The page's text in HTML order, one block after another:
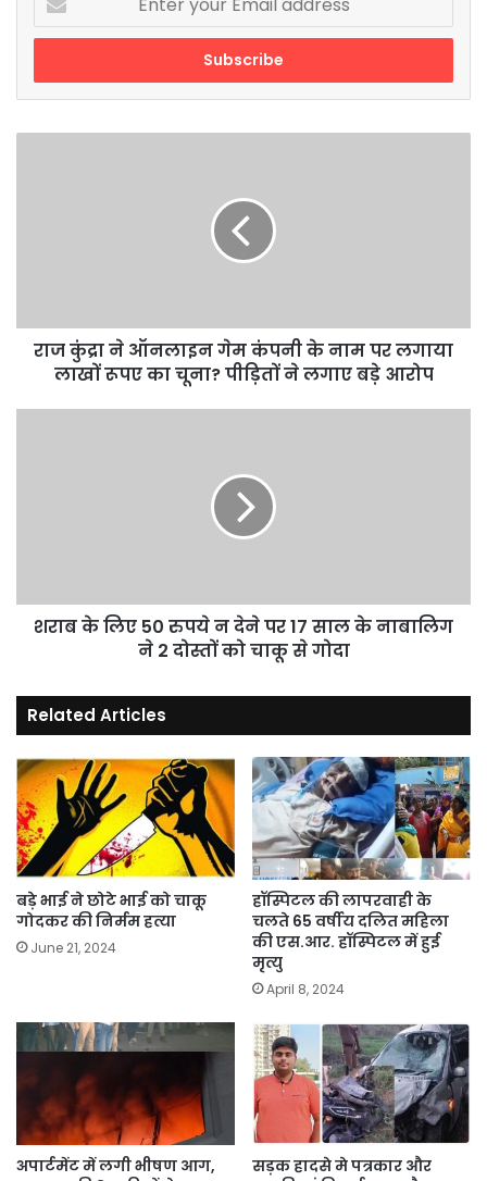
your
Email
पर
लगाया
राज कुंद्रा ने ऑनलाइन गेम कंपनी के नाम पर लगाया
लाखों रूपए का चूना? पीड़ितों ने लगाए बड़े आरोप
17
साल
ने
दोस्तों
को
चाकू
से
गोदा
शराब के लिए 50 रुपये न देने पर 17 साल के नाबालिग
ने 2 दोस्तों को चाकू से गोदा
Related Articles
बड़े भाई ने छोटे भाई को चाकू
गोदकर की निर्मम हत्या
June 21, 2024
हॉस्पिटल की लापरवाही के
चलते 65 वर्षीय दलित महिला
की एस.आर. हॉस्पिटल में हुई
मृत्यु
April 8, 2024
अपार्टमेंट में लगी भीषण आग,
सड़क हादसे मे पत्रकार और